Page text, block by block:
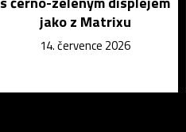
jako z Matrixu
14. července 2026